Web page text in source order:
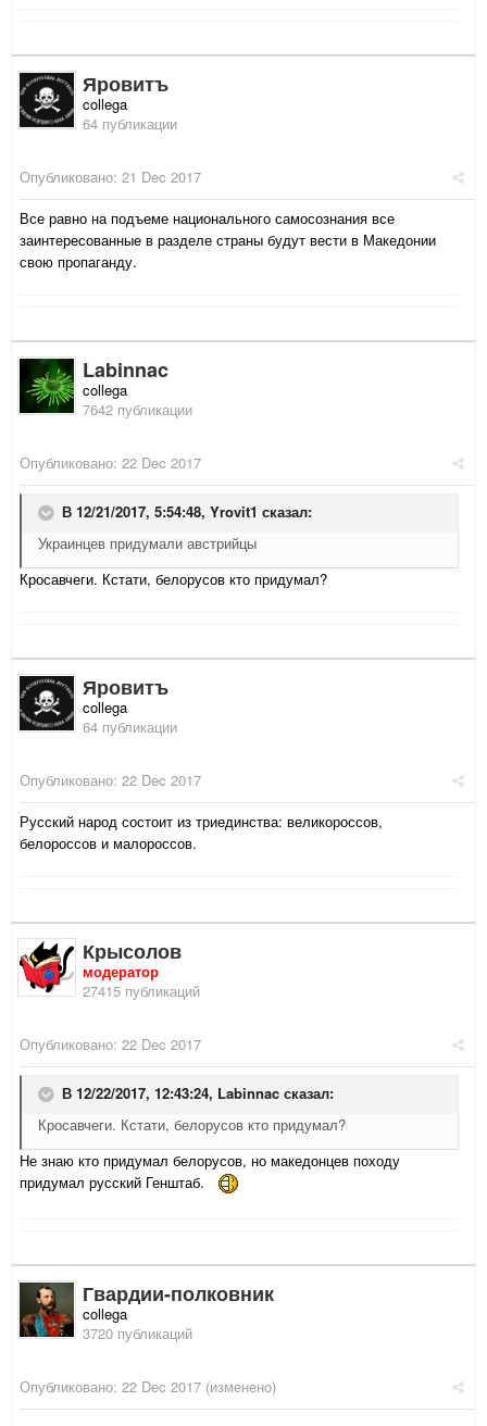
Яровитъ
collega
64 публикации
Опубликовано: 21 Dec 2017
Все равно на подъеме национального самосознания все
заинтересованные в разделе страны будут вести в Македонии
свою пропаганду.
Labinnac
collega
7642 публикации
Опубликовано: 22 Dec 2017
В 12/21/2017, 5:54:48, Yrovit1 сказал:
Украинцев придумали австрийцы
Кросавчеги. Кстати, белорусов кто придумал?
Яровитъ
collega
64 публикации
Опубликовано: 22 Dec 2017
Русский народ состоит из триединства: великороссов,
белороссов и малороссов.
Крысолов
модератор
27415 публикаций
Опубликовано: 22 Dec 2017
В 12/22/2017, 12:43:24, Labinnac сказал:
Кросавчеги. Кстати, белорусов кто придумал?
Не знаю кто придумал белорусов, но македонцев походу
придумал русский Генштаб.
Гвардии-полковник
collega
3720 публикаций
Опубликовано: 22 Dec 2017 (изменено)